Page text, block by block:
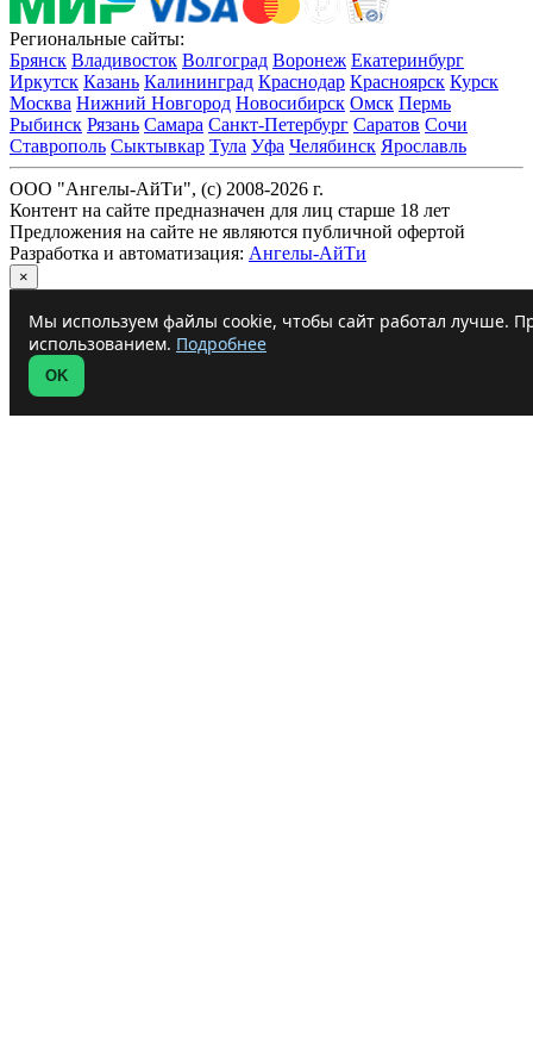
Региональные сайты:
Брянск Владивосток Волгоград Воронеж Екатеринбург
Иркутск Казань Калининград Краснодар Красноярск Курск
Москва Нижний Новгород Новосибирск Омск Пермь
Рыбинск Рязань Самара Санкт-Петербург Саратов Сочи
Ставрополь Сыктывкар Тула Уфа Челябинск Ярославль
ООО "Ангелы-АйТи", (c) 2008-2026 г.
Контент на сайте предназначен для лиц старше 18 лет
Предложения на сайте не являются публичной офертой
Разработка и автоматизация: Ангелы-АйТи
×
Мы используем файлы cookie, чтобы сайт работал лучше.
использованием. Подробнее
OK